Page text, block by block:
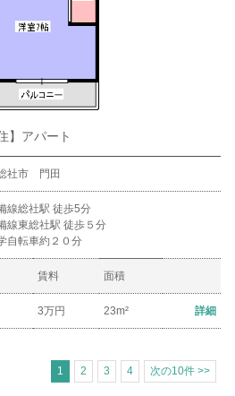
】アパート
社市 門田
線総社駅 徒歩5分
線東総社駅 徒歩５分
自転車約２０分
賃料 面積
3万円 23m² 詳細
1 2 3 4 次の10件 >>